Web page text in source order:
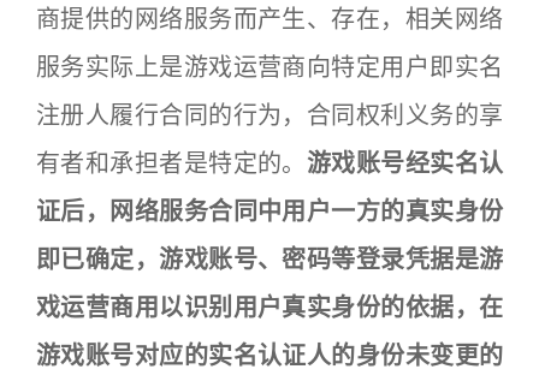
商提供的网络服务而产生、存在，相关网络
服务实际上是游戏运营商向特定用户即实名
注册人履行合同的行为，合同权利义务的享
有者和承担者是特定的。 游戏账号经实名认
证后，网络服务合同中用户一方的真实身份
即已确定，游戏账号、密码等登录凭据是游
戏运营商用以识别用户真实身份的依据，在
游戏账号对应的实名认证人的身份未变更的